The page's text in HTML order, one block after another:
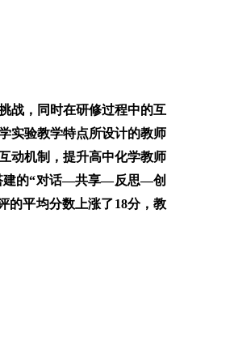
战，同时在研修过程中的互
实验教学特点所设计的教师
动机制，提升高中化学教师
建的“对话—共享—反思—创
的平均分数上涨了18分，教